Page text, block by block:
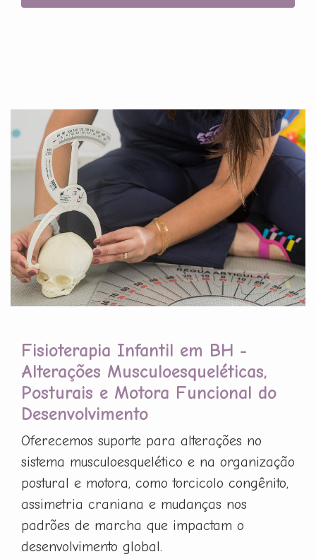
Fisioterapia Infantil em BH -
Alterações Musculoesqueléticas,
Posturais e Motora Funcional do
Desenvolvimento
Oferecemos suporte para alterações no
sistema musculoesquelético e na organização
postural e motora, como torcicolo congênito,
assimetria craniana e mudanças nos
padrões de marcha que impactam o
desenvolvimento global.